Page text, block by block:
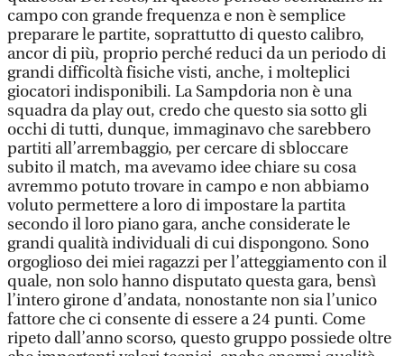
campo con grande frequenza e non è semplice
preparare le partite, soprattutto di questo calibro,
ancor di più, proprio perché reduci da un periodo di
grandi difficoltà fisiche visti, anche, i molteplici
giocatori indisponibili. La Sampdoria non è una
squadra da play out, credo che questo sia sotto gli
occhi di tutti, dunque, immaginavo che sarebbero
partiti all’arrembaggio, per cercare di sbloccare
subito il match, ma avevamo idee chiare su cosa
avremmo potuto trovare in campo e non abbiamo
voluto permettere a loro di impostare la partita
secondo il loro piano gara, anche considerate le
grandi qualità individuali di cui dispongono. Sono
orgoglioso dei miei ragazzi per l’atteggiamento con il
quale, non solo hanno disputato questa gara, bensì
l’intero girone d’andata, nonostante non sia l’unico
fattore che ci consente di essere a 24 punti. Come
ripeto dall’anno scorso, questo gruppo possiede oltre